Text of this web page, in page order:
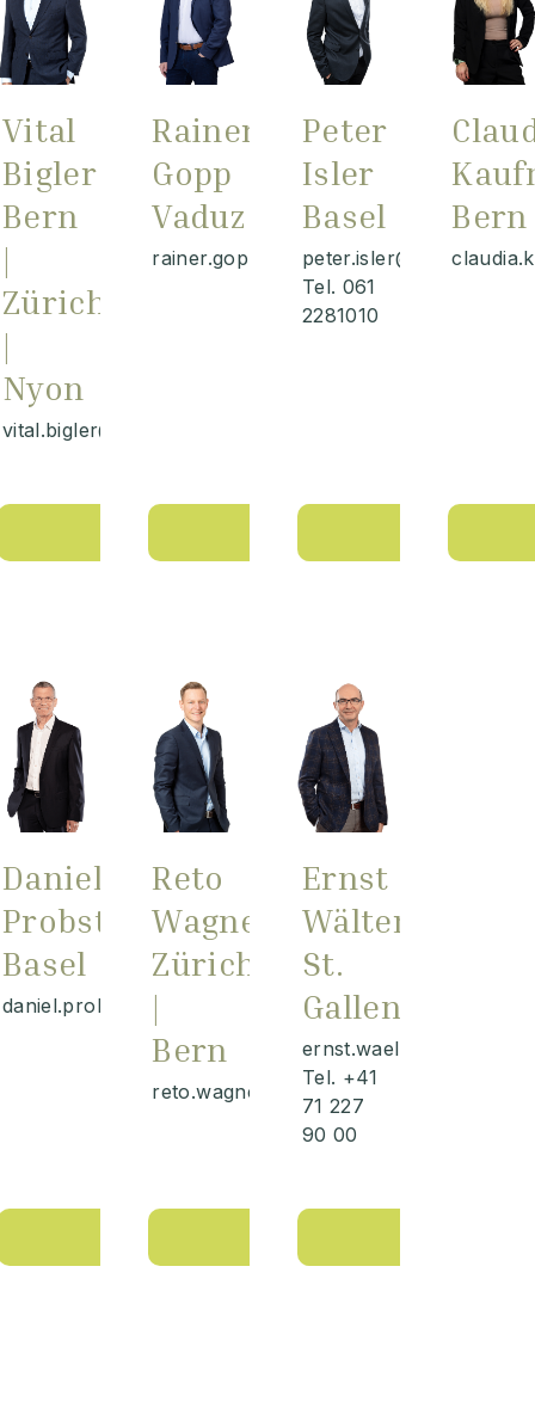
Vital
Bigler
Bern
|
Zürich
|
Nyon
vital.bigler@wilhelm.ch
Rainer
Gopp
Vaduz
rainer.gopp@wilhelm.ch
Peter
Isler
Basel
peter.isler@wilhelm.ch
Tel. 061
2281010
Bern
Daniel
Probst
Basel
daniel.probst@wilhelm.ch
Reto
Wagner
Zürich
|
Bern
reto.wagner@wilhelm.ch
Ernst
Wälter
St.
Gallen
Tel. +41
71 227
90 00